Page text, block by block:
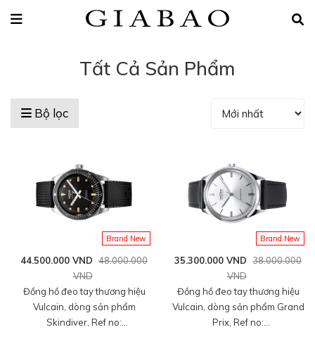
Tất Cả Sản Phẩm
Bộ lọc
Brand New
44.500.000 VND 48.000.000
VND
Đồng hồ đeo tay thương hiệu
Vulcain, dòng sản phẩm
Skindiver, Ref no:
Brand New
35.300.000 VND 38.000.000
VND
Đồng hồ đeo tay thương hiệu
Vulcain, dòng sản phẩm Grand
Prix, Ref no: